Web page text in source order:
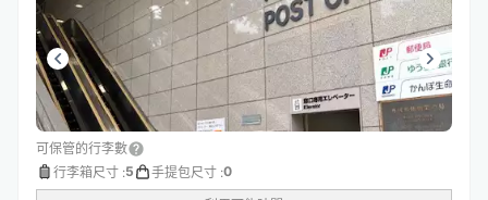
可保管的行李數
行李箱尺寸 :5 手提包尺寸 :0